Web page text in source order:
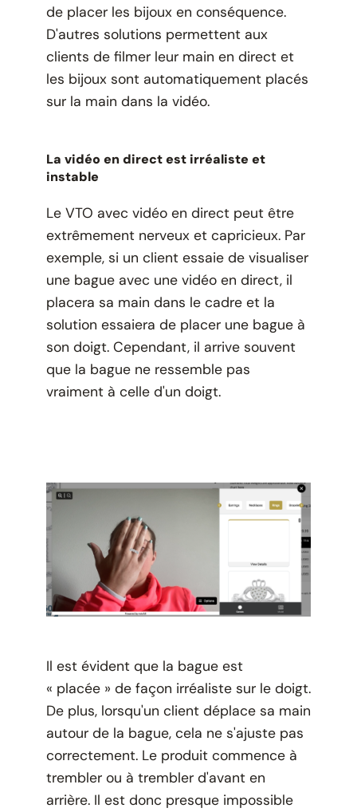
de placer les bijoux en conséquence.
D'autres solutions permettent aux
clients de filmer leur main en direct et
les bijoux sont automatiquement placés
sur la main dans la vidéo.
La vidéo en direct est irréaliste et
instable
Le VTO avec vidéo en direct peut être
extrêmement nerveux et capricieux. Par
exemple, si un client essaie de visualiser
une bague avec une vidéo en direct, il
placera sa main dans le cadre et la
solution essaiera de placer une bague à
son doigt. Cependant, il arrive souvent
que la bague ne ressemble pas
vraiment à celle d'un doigt.
Il est évident que la bague est
« placée » de façon irréaliste sur le doigt.
De plus, lorsqu'un client déplace sa main
autour de la bague, cela ne s'ajuste pas
correctement. Le produit commence à
trembler ou à trembler d'avant en
arrière. Il est donc presque impossible